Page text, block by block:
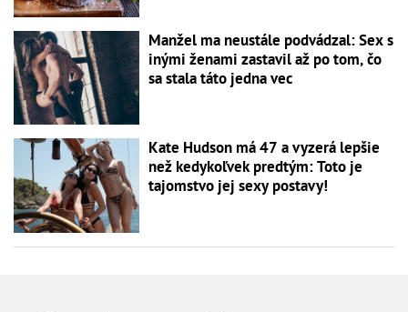
Manžel ma neustále podvádzal: Sex s
inými ženami zastavil až po tom, čo
sa stala táto jedna vec
Kate Hudson má 47 a vyzerá lepšie
než kedykoľvek predtým: Toto je
tajomstvo jej sexy postavy!